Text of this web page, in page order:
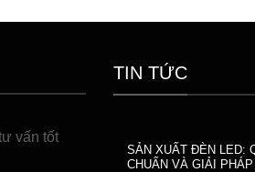
vấn tốt
TIN TỨC
SẢN XUẤT ĐÈN LED:
CHUẨN VÀ GIẢI